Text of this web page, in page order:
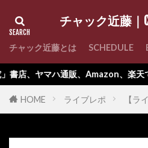
チャック近藤｜
チャック近藤とは SCHEDULE
、楽天でお買い求めください。
HOME ライブレポ 【ラ